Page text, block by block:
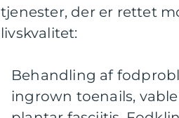
tjenester, der er rettet
livskvalitet:
Behandling af
ingrown toenails,